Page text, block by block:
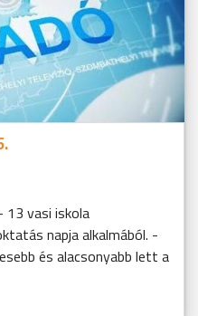
13 vasi iskola
napja alkalmából. -
és alacsonyabb lett a